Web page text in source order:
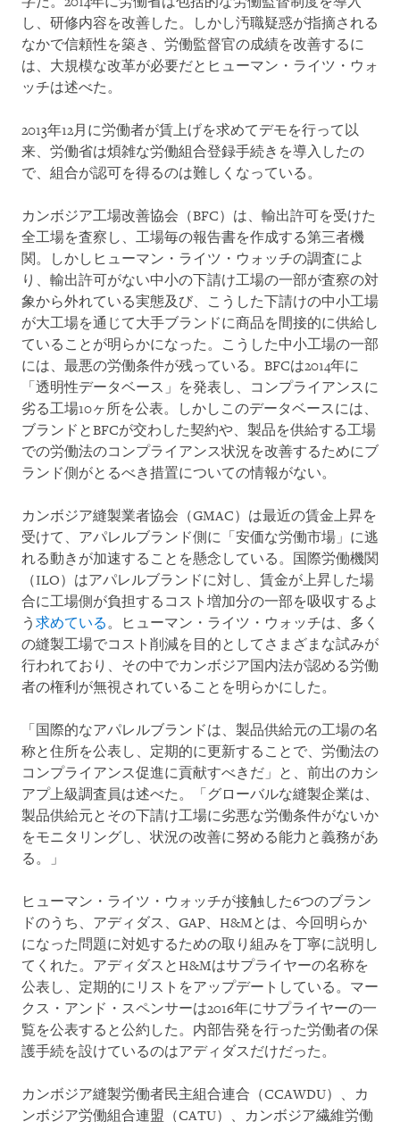
し、研修内容を改善した。しかし汚職疑惑が指摘される
なかで信頼性を築き、労働監督官の成績を改善するに
は、大規模な改革が必要だとヒューマン・ライツ・ウォ
ッチは述べた。
2013年12月に労働者が賃上げを求めてデモを行って以
来、労働省は煩雑な労働組合登録手続きを導入したの
で、組合が認可を得るのは難しくなっている。
カンボジア工場改善協会（BFC）は、輸出許可を受けた
全工場を査察し、工場毎の報告書を作成する第三者機
関。しかしヒューマン・ライツ・ウォッチの調査によ
り、輸出許可がない中小の下請け工場の一部が査察の対
象から外れている実態及び、こうした下請けの中小工場
が大工場を通じて大手ブランドに商品を間接的に供給し
ていることが明らかになった。こうした中小工場の一部
には、最悪の労働条件が残っている。BFCは2014年に
「透明性データベース」を発表し、コンプライアンスに
劣る工場10ヶ所を公表。しかしこのデータベースには、
ブランドとBFCが交わした契約や、製品を供給する工場
での労働法のコンプライアンス状況を改善するためにブ
ランド側がとるべき措置についての情報がない。
カンボジア縫製業者協会（GMAC）は最近の賃金上昇を
受けて、アパレルブランド側に「安価な労働市場」に逃
れる動きが加速することを懸念している。国際労働機関
（ILO）はアパレルブランドに対し、賃金が上昇した場
合に工場側が負担するコスト増加分の一部を吸収するよ
う 求めている。ヒューマン・ライツ・ウォッチは、多く
の縫製工場でコスト削減を目的としてさまざまな試みが
行われており、その中でカンボジア国内法が認める労働
者の権利が無視されていることを明らかにした。
「国際的なアパレルブランドは、製品供給元の工場の名
称と住所を公表し、定期的に更新することで、労働法の
コンプライアンス促進に貢献すべきだ」と、前出のカシ
アプ上級調査員は述べた。「グローバルな縫製企業は、
製品供給元とその下請け工場に劣悪な労働条件がないか
をモニタリングし、状況の改善に努める能力と義務があ
る。」
ヒューマン・ライツ・ウォッチが接触した6つのブラン
ドのうち、アディダス、GAP、H&Mとは、今回明らか
になった問題に対処するための取り組みを丁寧に説明し
てくれた。アディダスとH&Mはサプライヤーの名称を
公表し、定期的にリストをアップデートしている。マー
クス・アンド・スペンサーは2016年にサプライヤーの一
覧を公表すると公約した。内部告発を行った労働者の保
護手続を設けているのはアディダスだけだった。
カンボジア縫製労働者民主組合連合（CCAWDU）、カ
ンボジア労働組合連盟（CATU）、カンボジア繊維労働